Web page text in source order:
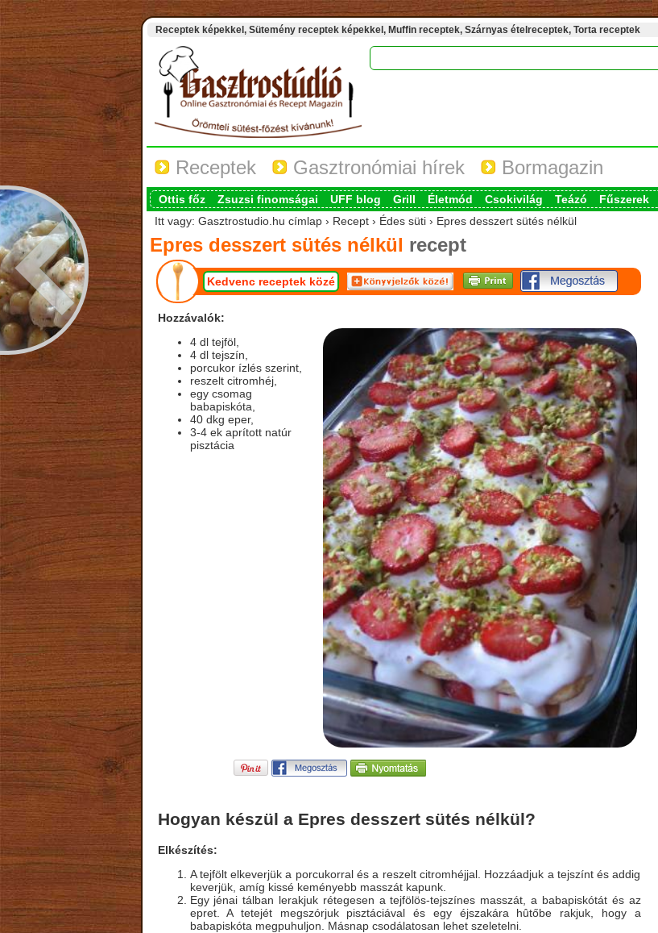
Receptek képekkel, Sütemény receptek képekkel, Muffin receptek, Szárnyas ételreceptek, Torta receptek
Receptek Gasztronómiai hírek Bormagazin
Ottis főz Zsuzsi finomságai UFF blog Grill Életmód Csokivilág Teázó Fűszerek
Itt vagy: Gasztrostudio.hu címlap › Recept › Édes süti › Epres desszert sütés nélkül
Epres desszert sütés nélkül recept
Kedvenc receptek közé
Hozzávalók:
4 dl tejföl,
4 dl tejszín,
porcukor ízlés szerint,
reszelt citromhéj,
egy csomag
babapiskóta,
40 dkg eper,
3-4 ek aprított natúr
pisztácia
Hogyan készül a Epres desszert sütés nélkül?
Elkészítés:
A tejfölt elkeverjük a porcukorral és a reszelt citromhéjjal. Hozzáadjuk a tejszínt és addig
keverjük, amíg kissé keményebb masszát kapunk.
Egy jénai tálban lerakjuk rétegesen a tejfölös-tejszínes masszát, a babapiskótát és az
epret. A tetejét megszórjuk pisztáciával és egy éjszakára hûtőbe rakjuk, hogy a
babapiskóta megpuhuljon. Másnap csodálatosan lehet szeletelni.